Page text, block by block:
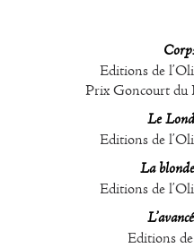
Editions de
Prix Goncourt du
Le
Editions de
La
Editions de
Editions